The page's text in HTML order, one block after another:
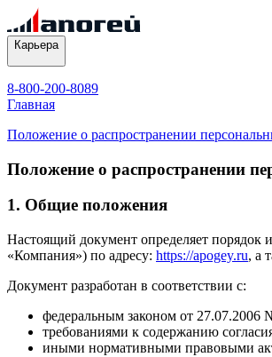
Карьера
8-800-200-8089
Главная
Положение о распространении
Положение о распространении
1. Общие положения
Настоящий документ определяет
«Компания») по адресу: https://apogey.ru, а
Документ разработан в соответствии с:
федеральным законом от
требованиями к содержанию
иными нормативными правовыми